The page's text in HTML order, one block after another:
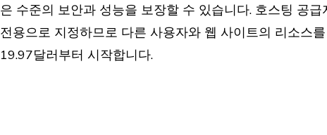
은 수준의 보안과 성능을 보장할 수 있습니다. 호스팅 공
전용으로 지정하므로 다른 사용자와 웹 사이트의 리소스
19.97달러부터 시작합니다.